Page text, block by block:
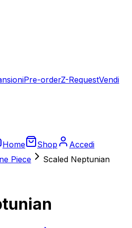
Pre-orderZ-RequestVendi
Home Shop
Accedi
Piece
Scaled Neptunian